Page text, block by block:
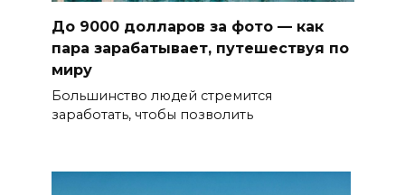
До 9000 долларов за фото — как
пара зарабатывает, путешествуя по
миру
Большинство людей стремится
заработать, чтобы позволить